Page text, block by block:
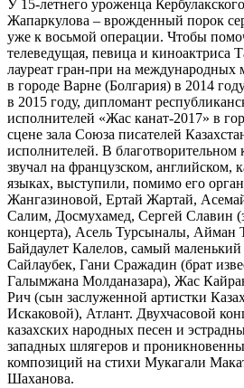
У 15-летнего уроженца
Жапаркулова – врожденный порок
уже к восьмой операции. Чтобы
телеведущая, певица и киноактриса
лауреат гран-при на международных
в городе Варне (Болгария) в 2014
в 2015 году, дипломант
исполнителей «Жас канат-2017» в
сцене зала Союза писателей
исполнителей. В благотворительном
звучал на французском, английском,
языках, выступили, помимо его
Жангазиновой, Ертай Жартай,
Салим, Досмухамед, Сергей Славин
концерта), Асель Турсыналы,
Байдаулет Калелов, самый
Сайлаубек, Гани Сражадин (брат
Галымжана Молданазара), Жас
Рич (сын заслуженной артистки
Искаковой), Атлант. Двухчасовой
казахских народных песен и
западных шлягеров и
композиций на стихи Мукагали
Шаханова.